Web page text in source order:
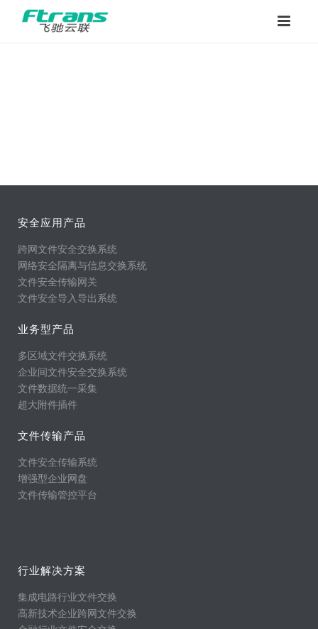
安全应用产品
跨网文件安全交换系统
网络安全隔离与信息交换系统
文件安全传输网关
文件安全导入导出系统
业务型产品
多区域文件交换系统
企业间文件安全交换系统
文件数据统一采集
超大附件插件
文件传输产品
文件安全传输系统
增强型企业网盘
文件传输管控平台
行业解决方案
集成电路行业文件交换
高新技术企业跨网文件交换